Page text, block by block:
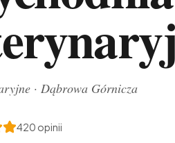
· Dąbrowa Górnicza
420 opinii